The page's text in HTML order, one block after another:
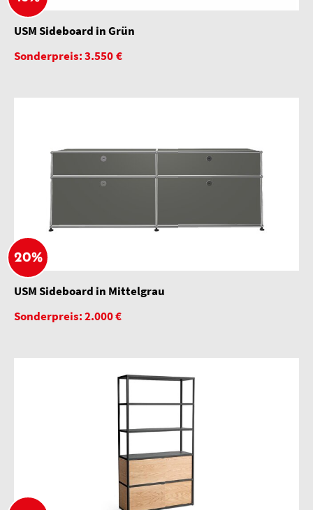
USM Sideboard in Grün
Sonderpreis: 3.550 €
20%
USM Sideboard in Mittelgrau
Sonderpreis: 2.000 €